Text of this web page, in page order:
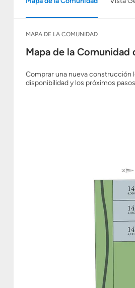
MAPA DE LA COMUNIDAD
Mapa de la
Comprar una nueva construcción
disponibilidad y los próximos